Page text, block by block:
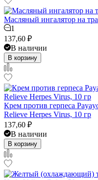
Масляный ингалятор на
1
137,60 ₽
В наличии
В корзину
Крем против герпеса
Relieve Herpes Virus, 10 гр
137,60 ₽
В наличии
В корзину